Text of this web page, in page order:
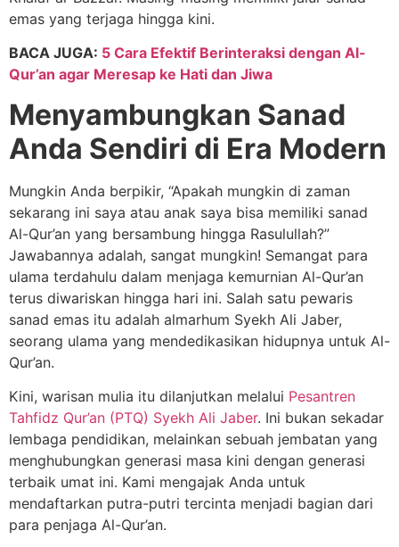
emas yang terjaga hingga kini.
BACA JUGA: 5 Cara Efektif Berinteraksi dengan Al-
Qur’an agar Meresap ke Hati dan Jiwa
Menyambungkan Sanad
Anda Sendiri di Era Modern
Mungkin Anda berpikir, “Apakah mungkin di zaman
sekarang ini saya atau anak saya bisa memiliki sanad
Al-Qur’an yang bersambung hingga Rasulullah?”
Jawabannya adalah, sangat mungkin! Semangat para
ulama terdahulu dalam menjaga kemurnian Al-Qur’an
terus diwariskan hingga hari ini. Salah satu pewaris
sanad emas itu adalah almarhum Syekh Ali Jaber,
seorang ulama yang mendedikasikan hidupnya untuk Al-
Qur’an.
Kini, warisan mulia itu dilanjutkan melalui Pesantren
Tahfidz Qur’an (PTQ) Syekh Ali Jaber. Ini bukan sekadar
lembaga pendidikan, melainkan sebuah jembatan yang
menghubungkan generasi masa kini dengan generasi
terbaik umat ini. Kami mengajak Anda untuk
mendaftarkan putra-putri tercinta menjadi bagian dari
para penjaga Al-Qur’an.